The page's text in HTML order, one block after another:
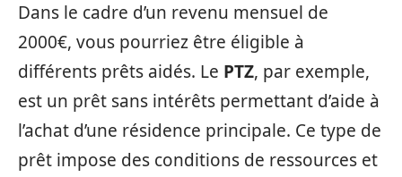
Dans le cadre d’un revenu mensuel de
2000€, vous pourriez être éligible à
différents prêts aidés. Le PTZ, par exemple,
est un prêt sans intérêts permettant d’aide à
l’achat d’une résidence principale. Ce type de
prêt impose des conditions de ressources et